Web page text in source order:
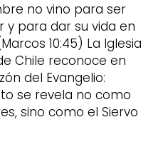
no vino para ser
y para dar su vida en
10:45) La Iglesia
Chile reconoce en
del Evangelio:
se revela no como
sino como el Siervo